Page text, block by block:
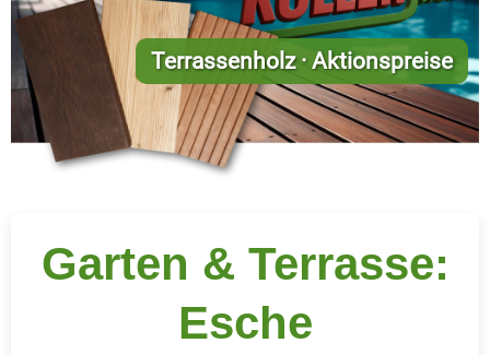
Terrassenholz · Aktionspreise
Garten & Terrasse:
Esche